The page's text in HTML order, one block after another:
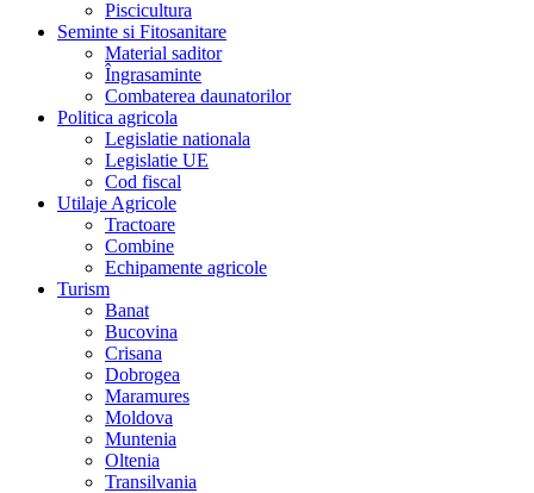
Piscicultura
Seminte si Fitosanitare
Material saditor
Îngrasaminte
Combaterea daunatorilor
Politica agricola
Legislatie nationala
Legislatie UE
Cod fiscal
Utilaje Agricole
Tractoare
Combine
Echipamente agricole
Turism
Banat
Bucovina
Crisana
Dobrogea
Maramures
Moldova
Muntenia
Oltenia
Transilvania